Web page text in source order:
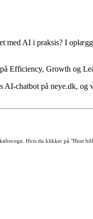
med AI i praksis? I
Efficiency, Growth og
chatbot på neye.dk,
Hvis du klikker på "Hent